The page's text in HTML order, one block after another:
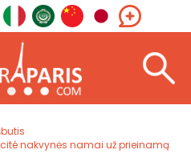
nakvynės namai už prieinamą